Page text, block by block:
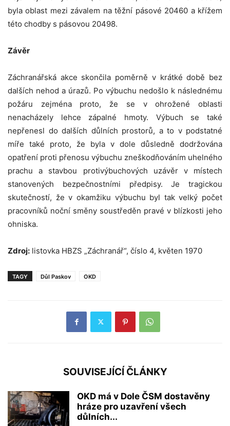
byla oblast mezi závalem na těžní pásové 20460 a křížem
této chodby s pásovou 20498.
Závěr
Záchranářská akce skončila poměrně v krátké době bez
dalších nehod a úrazů. Po výbuchu nedošlo k následnému
požáru zejména proto, že se v ohrožené oblasti
nenacházely lehce zápalné hmoty. Výbuch se také
nepřenesl do dalších důlních prostorů, a to v podstatné
míře také proto, že byla v dole důsledně dodržována
opatření proti přenosu výbuchu zneškodňováním uhelného
prachu a stavbou protivýbuchových uzávěr v místech
stanovených bezpečnostními předpisy. Je tragickou
skutečností, že v okamžiku výbuchu byl tak velký počet
pracovníků noční směny soustředěn pravé v blízkosti jeho
ohniska.
Zdroj: listovka HBZS „Záchranář“, číslo 4, květen 1970
TAGY Důl Paskov OKD
SOUVISEJÍCÍ ČLÁNKY
OKD má v Dole ČSM dostavěny
hráze pro uzavření všech
důlních...